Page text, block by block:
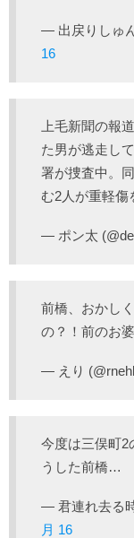
— 出戻りしゅ
16
上毛新聞の報
た男が逃走し
署が捜査中。
む2人が重軽傷
— ポン太
前橋、おかし
の？！前のお
— えり
今度は三俣町2
うした前橋…
— 君連れ去る
月 16